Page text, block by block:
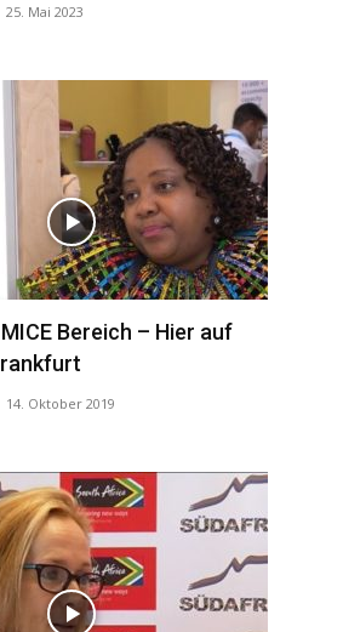
25. Mai 2023
Bereich – Hier auf
14. Oktober 2019